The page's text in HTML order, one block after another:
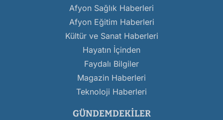
Afyon Sağlık Haberleri
Afyon Eğitim Haberleri
Kültür ve Sanat Haberleri
Hayatın İçinden
Faydalı Bilgiler
Magazin Haberleri
Teknoloji Haberleri
GÜNDEMDEKILER